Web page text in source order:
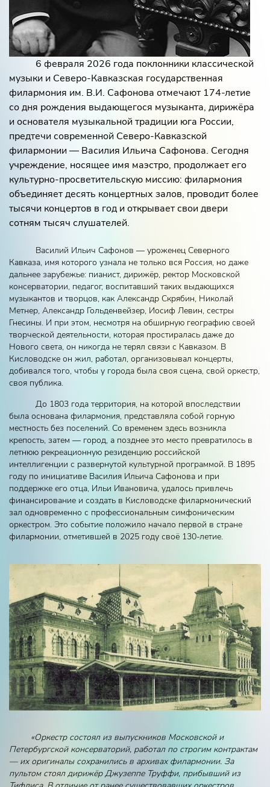
6 февраля 2026 года поклонники классической
музыки и Северо‑Кавказская государственная
филармония им. В.И. Сафонова отмечают 174‑летие
со дня рождения выдающегося музыканта, дирижёра
и основателя музыкальной традиции юга России,
предтечи современной Северо‑Кавказской
филармонии — Василия Ильича Сафонова. Сегодня
учреждение, носящее имя маэстро, продолжает его
культурно‑просветительскую миссию: филармония
объединяет десять концертных залов, проводит более
тысячи концертов в год и открывает свои двери
сотням тысяч слушателей.
Василий Ильич Сафонов — уроженец Северного
Кавказа, имя которого узнала не только вся Россия, но даже
дальнее зарубежье: пианист, дирижёр, ректор Московской
консерватории, педагог, воспитавший таких выдающихся
музыкантов и творцов, как Александр Скрябин, Николай
Метнер, Александр Гольденвейзер, Иосиф Левин, сестры
Гнесины. И при этом, несмотря на обширную географию своей
творческой деятельности, которая простиралась даже до
Нового света, он никогда не терял связи с Кавказом. В
Кисловодске он жил, работал, организовывал концерты,
добивался того, чтобы у города была своя сцена, свой оркестр,
своя публика.
До 1803 года территория, на которой впоследствии
была основана филармония, представляла собой горную
местность без поселений. Со временем здесь возникла
крепость, затем — город, а позднее это место превратилось в
летнюю рекреационную резиденцию российской
интеллигенции с развернутой культурной программой. В 1895
году по инициативе Василия Ильича Сафонова и при
поддержке его отца, Ильи Ивановича, удалось привлечь
финансирование и создать в Кисловодске филармонический
зал одновременно с профессиональным симфоническим
оркестром. Это событие положило начало первой в стране
филармонии, отметившей в 2025 году своё 130‑летие.
«Оркестр состоял из выпускников Московской и
Петербургской консерваторий, работал по строгим контрактам
— их оригиналы сохранились в архивах филармонии. За
пультом стоял дирижёр Джузеппе Труффи, прибывший из